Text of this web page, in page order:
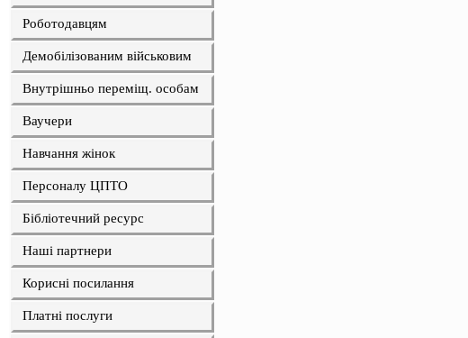
Роботодавцям
Демобілізованим військовим
Внутрішньо переміщ. особам
Ваучери
Навчання жінок
Персоналу ЦПТО
Бібліотечний ресурс
Наші партнери
Корисні посилання
Платні послуги